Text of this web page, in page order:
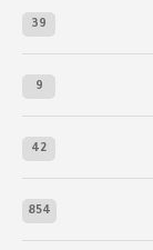
39
9
42
854